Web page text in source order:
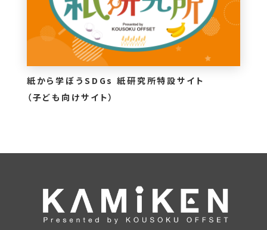
紙から学ぼうSDGs 紙研究所特設サイト
（子ども向けサイト）